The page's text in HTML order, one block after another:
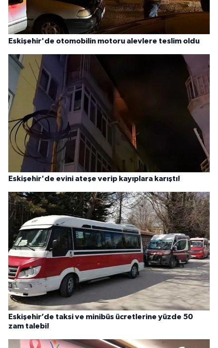
Eskişehir'de otomobilin motoru alevlere teslim oldu
Eskişehir'de evini ateşe verip kayıplara karıştı!
Eskişehir’de taksi ve minibüs ücretlerine yüzde 50
zam talebi!